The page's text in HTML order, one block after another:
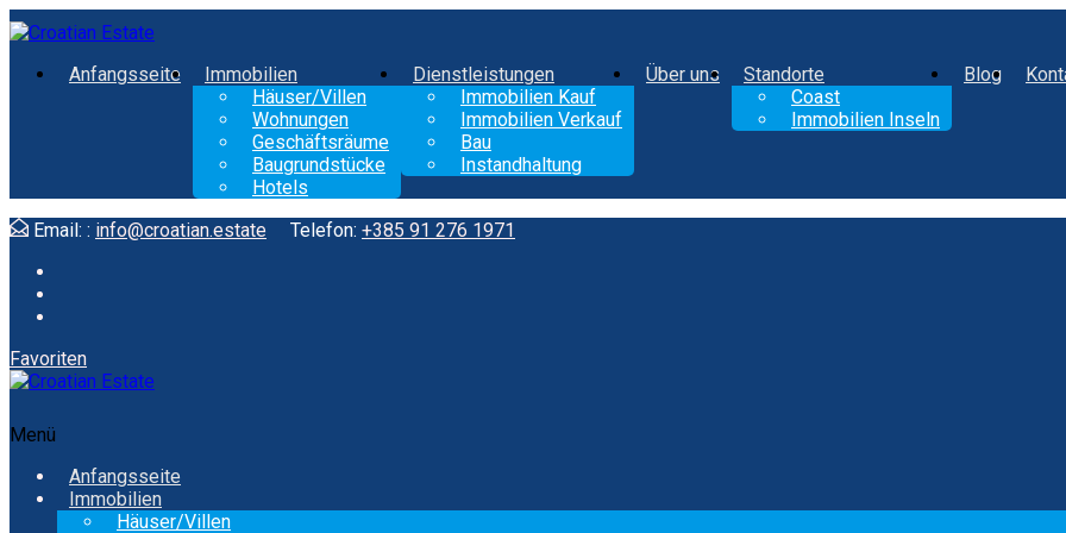
Anfangsseite
Immobilien
Häuser/Villen
Wohnungen
Geschäftsräume
Baugrundstücke
Hotels
Dienstleistungen
Immobilien Kauf
Immobilien Verkauf
Bau
Instandhaltung
Über uns
Standorte
Coast
Immobilien Inseln
Blog
Email: : info@croatian.estate Telefon: +385 91 276 1971
Favoriten
Menü
Anfangsseite
Immobilien
Häuser/Villen